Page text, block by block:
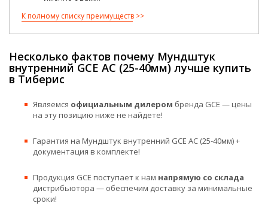
К полному списку преимуществ
Несколько фактов почему Мундштук
внутренний GCE AC (25-40мм) лучше купить
в Тиберис
Являемся официальным дилером бренда GCE — цены
на эту позицию ниже не найдете!
Гарантия на Мундштук внутренний GCE AC (25-40мм) +
документация в комплекте!
Продукция GCE поступает к нам напрямую со склада
дистрибьютора — обеспечим доставку за минимальные
сроки!